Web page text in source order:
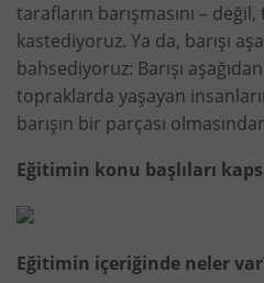
tarafların barışmasını –
kastediyoruz. Ya da, barışı
bahsediyoruz: Barışı
topraklarda yaşayan
barışın bir parçası
Eğitimin konu başlıları
Eğitimin içeriğinde neler